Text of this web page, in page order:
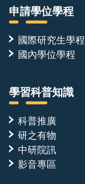
角色。分子產
●計算設計團
驅動下一輪設計
之數據收集與結
●細胞生物學合
導入細胞系統
調控效果，並
●國內外學術合
用
申請學位學程
國際研究生學
國內學位學程
學習科普知識
科普推廣
研之有物
中研院訊
影音專區